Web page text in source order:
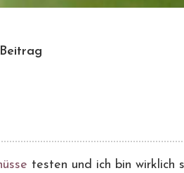
testen und ich bin wirklich